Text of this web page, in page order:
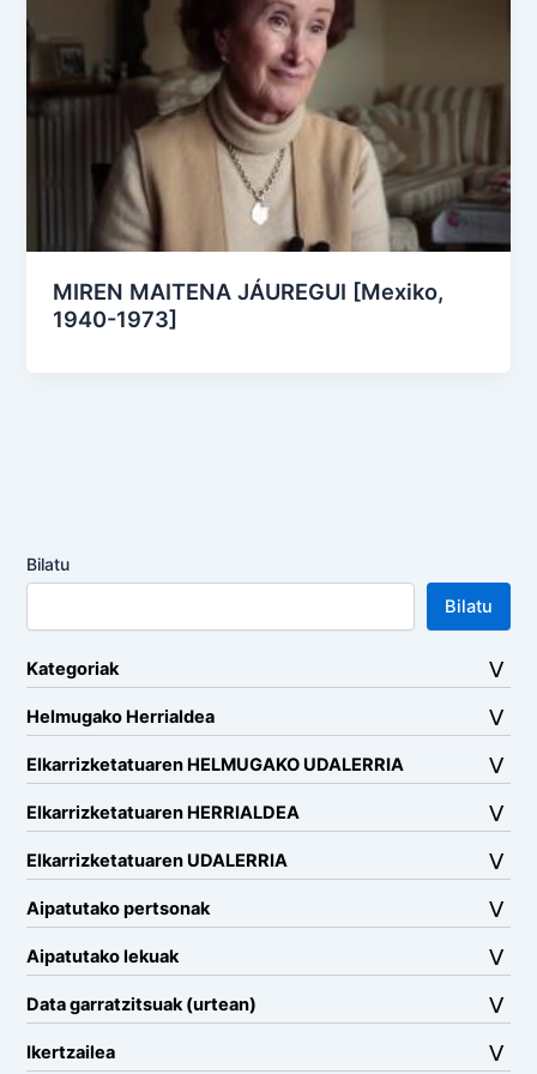
MIREN MAITENA JÁUREGUI [Mexiko,
1940-1973]
Bilatu
Bilatu
Kategoriak
Helmugako Herrialdea
Elkarrizketatuaren HELMUGAKO UDALERRIA
Elkarrizketatuaren HERRIALDEA
Elkarrizketatuaren UDALERRIA
Aipatutako pertsonak
Aipatutako lekuak
Data garratzitsuak (urtean)
Ikertzailea